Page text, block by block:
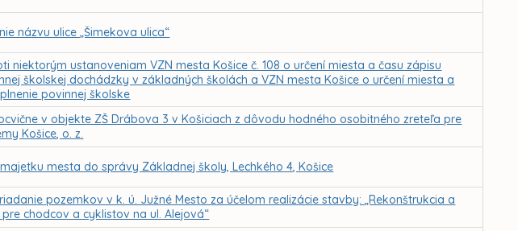
názvu ulice „Šimekova ulica“
niektorým ustanoveniam VZN mesta Košice č. 108 o určení miesta a času zápisu
školskej dochádzky v základných školách a VZN mesta Košice o určení miesta a
povinnej školske
v objekte ZŠ Drábova 3 v Košiciach z dôvodu hodného osobitného zreteľa pre
Košice, o. z.
mesta do správy Základnej školy, Lechkého 4, Košice
pozemkov v k. ú. Južné Mesto za účelom realizácie stavby: „Rekonštrukcia a
chodcov a cyklistov na ul. Alejová“